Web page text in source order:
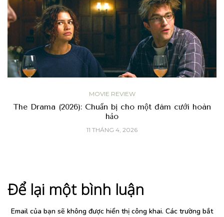
MOVIE REVIEW
The Drama (2026): Chuẩn bị cho một đám cưới hoàn
hảo
11 THÁNG 4, 2026
Để lại một bình luận
Email của bạn sẽ không được hiển thị công khai. Các trường bắt